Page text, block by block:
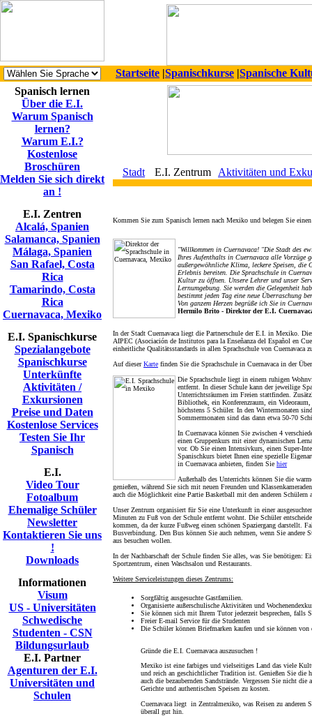
Startseite |Spanischkurse |Spanische
Spanisch lernen
Über die E.I.
Warum Spanisch
lernen?
Warum E.I.?
Kostenlose
Broschüren
Melden Sie sich direkt
an !
E.I. Zentren
Alcalá, Spanien
Salamanca, Spanien
Málaga, Spanien
San Rafael, Costa
Rica
Tamarindo, Costa
Rica
Cuernavaca, Mexiko
E.I. Spanischkurse
Spezialangebote
Spanischkurse
Unterkünfte
Aktivitäten /
Exkursionen
Preise und Daten
Kostenlose Services
Testen Sie Ihr
Spanisch
E.I.
Video Tour
Fotoalbum
Ehemalige Schüler
Newsletter
Kontaktieren Sie uns
!
Downloads
Informationen
Visum
US - Universitäten
Schwedische
Studenten - CSN
Bildungsurlaub
E.I. Partner
Agenturen der E.I.
Universitäten und
Schulen
Stadt E.I. Zentrum Aktivitäten und
Kommen Sie zum Spanisch lernen nach Mexiko und belegen Sie
"Willkommen in Cuernavaca! "Die Stadt des
Ihres Aufenthalts in Cuernavaca alle Vorzüge
außergewöhnliche Klima, leckere Speisen, die
Erlebnis bereiten. Die Sprachschule in
Kultur zu öffnen. Unsere Lehrer und unser
Lernumgebung. Sie werden die Gelegenheit
bestimmt jeden Tag eine neue Überraschung
Von ganzem Herzen begrüße ich Sie in
Hermilo Brito - Direktor der E.I.
In der Stadt Cuernavaca liegt die Partnerschule der E.I. in Mexiko.
AIPEC (Asociación de Institutos para la Enseñanza del Español en
einheitliche Qualitätsstandards in allen Sprachschule von Cuernavaca
Auf dieserKarte finden Sie die Sprachschule in Cuernavaca in der
Die Sprachschule liegt in einem ruhigen
entfernt. In dieser Schule kann der jeweilige
Unterrichtsräumen im Freien stattfinden.
Bibliothek, ein Konferenzraum, ein
höchstens 5 Schüler. In den Wintermonaten
Sommermonaten sind das dann etwa 50-70
In Cuernavaca können Sie zwischen 4
einen Gruppenkurs mit einer dynamischen
vor. Ob Sie einen Intensivkurs, einen Super-
Spanischkurs bietet Ihnen eine spezielle
in Cuernavaca anbieten, finden Sie hier
Außerhalb des Unterrichts können Sie die
genießen, während Sie sich mit neuen Freunden und
auch die Möglichkeit eine Partie Basketball mit den anderen Schülern
Unser Zentrum organisiert für Sie eine Unterkunft in einer
Minuten zu Fuß von der Schule entfernt wohnt. Die Schüler
kommen, da der kurze Fußweg einen schönen Spaziergang darstellt.
Busverbindung. Den Bus können Sie auch nehmen, wenn Sie andere
aus besuchen wollen.
In der Nachbarschaft der Schule finden Sie alles, was Sie benötigen:
Sportzentrum, einen Waschsalon und Restaurants.
Weitere Serviceleistungen dieses Zentrums:
Sorgfältig ausgesuchte Gastfamilien.
Organisierte außerschulische Aktivitäten und
Sie können sich mit Ihrem Tutor jederzeit besprechen, falls
Freier E-mail Service für die Studenten
Die Schüler können Briefmarken kaufen und sie können von
Gründe die E.I. Cuernavaca auszusuchen !
Mexiko ist eine farbiges und vielseitiges Land das viele
und reich an geschichtlicher Tradition ist. Genießen Sie die
auch die bezaubernden Sandstrände. Vergessen Sie nicht die
Gerichte und authentischen Speisen zu kosten
Cuernavaca liegt in Zentralmexiko, was Reisen zu anderen
überall gut hin.